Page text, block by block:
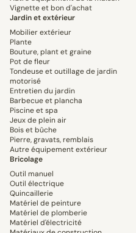
Vignette et bon d'achat
Jardin et extérieur
Mobilier extérieur
Plante
Bouture, plant et graine
Pot de fleur
Tondeuse et outillage de jardin
motorisé
Entretien du jardin
Barbecue et plancha
Piscine et spa
Jeux de plein air
Bois et bûche
Pierre, gravats, remblais
Autre équipement extérieur
Bricolage
Outil manuel
Outil électrique
Quincaillerie
Matériel de peinture
Matériel de plomberie
Matériel d'électricité